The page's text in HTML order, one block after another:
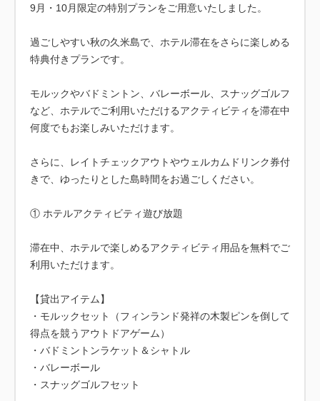
9月・10月限定の特別プランをご用意いたしました。
過ごしやすい秋の久米島で、ホテル滞在をさらに楽しめる
特典付きプランです。
モルックやバドミントン、バレーボール、スナッグゴルフ
など、ホテルでご利用いただけるアクティビティを滞在中
何度でもお楽しみいただけます。
さらに、レイトチェックアウトやウェルカムドリンク券付
きで、ゆったりとした島時間をお過ごしください。
① ホテルアクティビティ遊び放題
滞在中、ホテルで楽しめるアクティビティ用品を無料でご
利用いただけます。
【貸出アイテム】
・モルックセット（フィンランド発祥の木製ピンを倒して
得点を競うアウトドアゲーム）
・バドミントンラケット＆シャトル
・バレーボール
・スナッグゴルフセット